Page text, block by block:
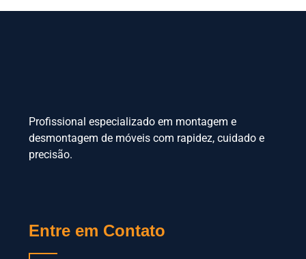
Profissional especializado em montagem e
desmontagem de móveis com rapidez, cuidado e
precisão.
Entre em Contato